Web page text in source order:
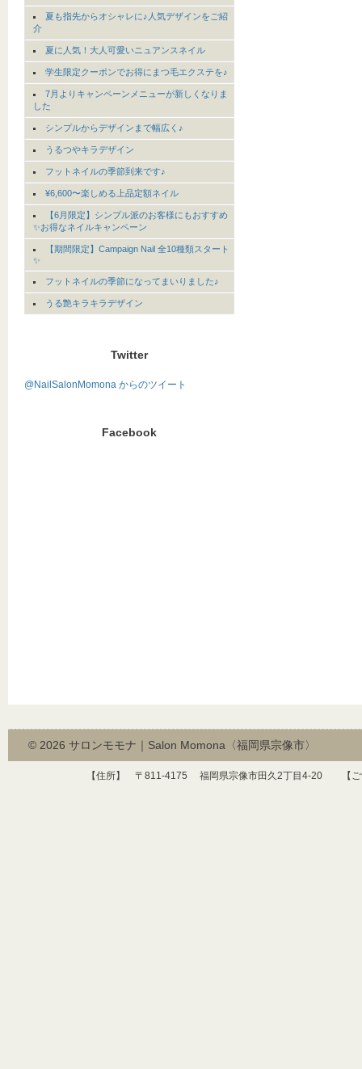
夏も指先からオシャレに♪人気デザインをご紹
介
夏に人気！大人可愛いニュアンスネイル
学生限定クーポンでお得にまつ毛エクステを♪
7月よりキャンペーンメニューが新しくなりま
した
シンプルからデザインまで幅広く♪
うるつやキラデザイン
フットネイルの季節到来です♪
¥6,600〜楽しめる上品定額ネイル
【6月限定】シンプル派のお客様にもおすすめ
✨お得なネイルキャンペーン
【期間限定】Campaign Nail 全10種類スタート
✨
フットネイルの季節になってまいりました♪
うる艶キラキラデザイン
Twitter
@NailSalonMomona からのツイート
Facebook
© 2026 サロンモモナ｜Salon Momona〈福岡県宗像市〉
【住所】 〒 811-4175 福岡県宗像市田久2丁目 4-20 【ご